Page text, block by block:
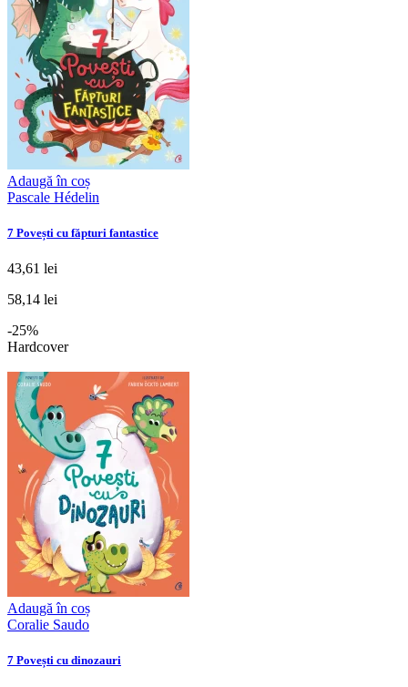
Adaugă în coș
Pascale Hédelin
7 Povești cu făpturi fantastice
43,61 lei
58,14 lei
-25%
Hardcover
Adaugă în coș
Coralie Saudo
7 Povești cu dinozauri